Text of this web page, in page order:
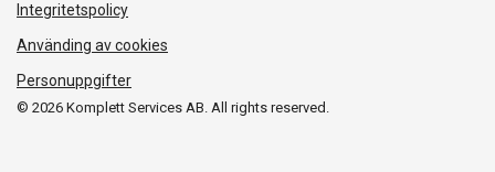
Frakt och leverans
© 2026 Komplett Services AB. All rights reserved.
Integritetspolicy
Använding av cookies
Personuppgifter